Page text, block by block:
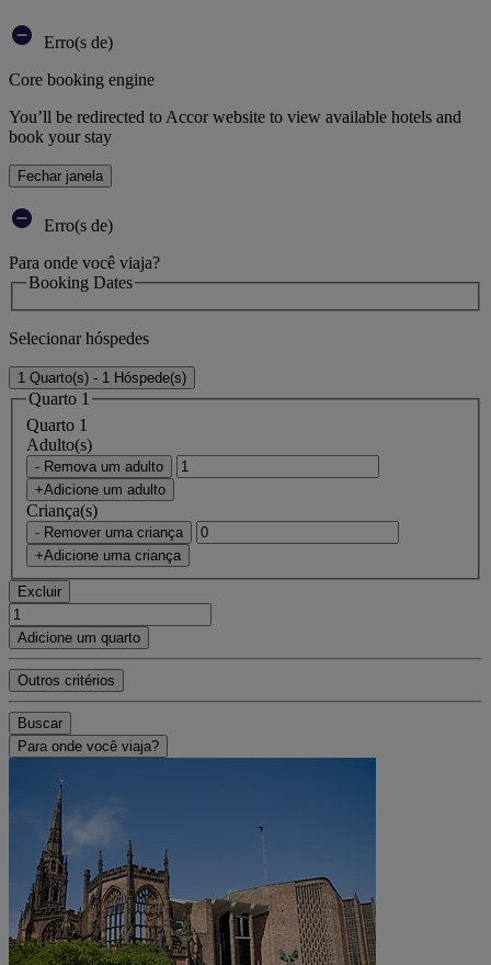
Erro(s de)
Core booking engine
You’ll be redirected to Accor website to view available hotels and
book your stay
Fechar janela
Erro(s de)
Para onde você viaja?
Booking Dates
Selecionar hóspedes
1 Quarto(s) - 1 Hóspede(s)
Quarto 1
Quarto 1
Adulto(s)
- Remova um adulto
+Adicione um adulto
Criança(s)
- Remover uma criança
+Adicione uma criança
Excluir
Adicione um quarto
Outros critérios
Buscar
Para onde você viaja?